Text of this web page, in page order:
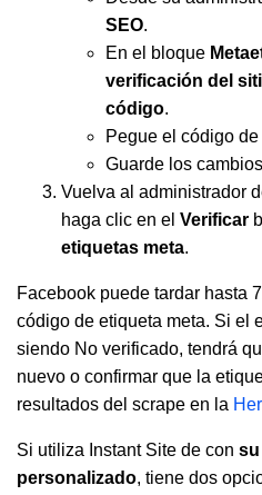
SEO.
En el bloque
verificación del
código.
Pegue el código
Guarde los
Vuelva al administrador
haga clic en el Verificar
etiquetas meta.
Facebook puede tardar hasta
código de etiqueta meta. Si el
siendo No verificado, tendrá
nuevo o confirmar que la
resultados del scrape en la
Si utiliza Instant Site de con
personalizado, tiene dos